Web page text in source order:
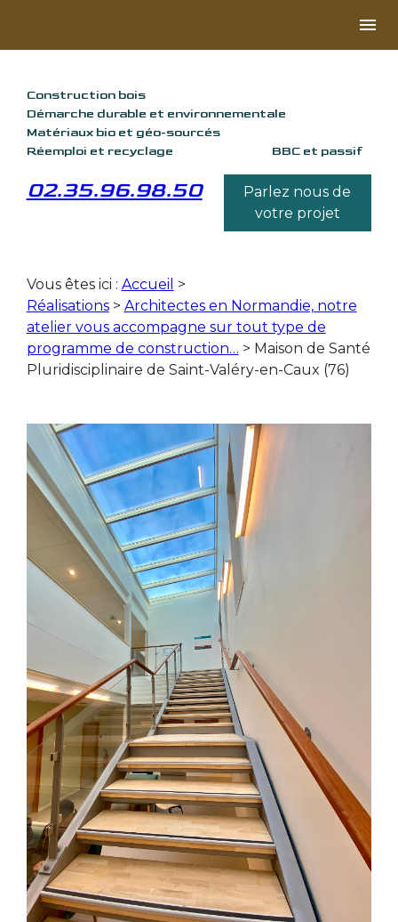
menu
Construction bois
Démarche durable et environnementale
Matériaux bio et géo-sourcés
Réemploi et recyclage
BBC et passif
02.35.96.98.50
Parlez nous de
votre projet
Vous êtes ici : Accueil >
Réalisations> Architectes en Normandie, notre
atelier vous accompagne sur tout type de
programme de construction… > Maison de Santé
Pluridisciplinaire de Saint-Valéry-en-Caux (76)